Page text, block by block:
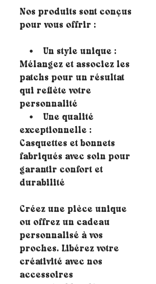
Nos produits sont conçus
pour vous offrir :
• Un style unique :
Mélangez et associez les
patchs pour un résultat
qui reflète votre
personnalité
• Une qualité
exceptionnelle :
Casquettes et bonnets
fabriqués avec soin pour
garantir confort et
durabilité
Créez une pièce unique
ou offrez un cadeau
personnalisé à vos
proches. Libérez votre
créativité avec nos
accessoires